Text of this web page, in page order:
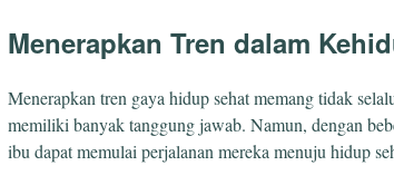
Menerapkan Tren dalam
Menerapkan tren gaya hidup sehat memang tidak
memiliki banyak tanggung jawab. Namun, dengan
ibu dapat memulai perjalanan mereka menuju hidup